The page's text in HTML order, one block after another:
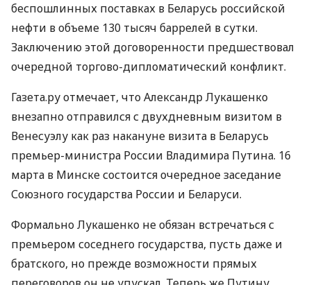
беспошлинных поставках в Беларусь российской
нефти в объеме 130 тысяч баррелей в сутки.
Заключению этой договоренности предшествовал
очередной торгово-дипломатический конфликт.
Газета.ру отмечает, что Александр Лукашенко
внезапно отправился с двухдневным визитом в
Венесуэлу как раз накануне визита в Беларусь
премьер-министра России Владимира Путина. 16
марта в Минске состоится очередное заседание
Союзного государства России и Беларуси.
Формально Лукашенко не обязан встречаться с
премьером соседнего государства, пусть даже и
братского, но прежде возможности прямых